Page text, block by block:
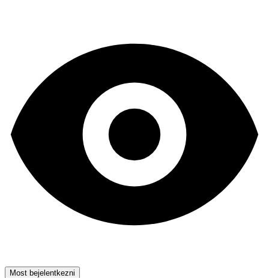
Most bejelentkezni